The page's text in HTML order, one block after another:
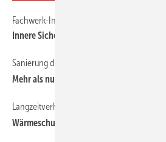
Fachwerk-Innendämmung
Innere Siche rheit
Sanierung der Kreisverwaltung in Detmold
Mehr als nur ein Lippenbekenntnis
Langzeitverhalten von WDVS
Wär meschutz auf Dauer